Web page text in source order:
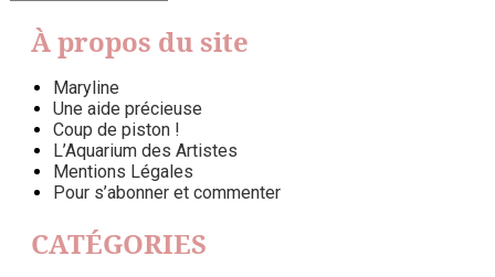
BAZENNE
(ARCHIVES)
À propos du site
Maryline
Une aide précieuse
Coup de piston !
L’Aquarium des Artistes
Mentions Légales
Pour s’abonner et commenter
CATÉGORIES